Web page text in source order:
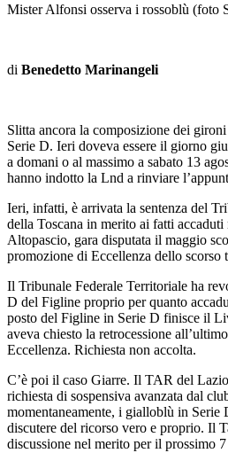
Mister Alfonsi osserva i rossoblù (foto
di Benedetto Marinangeli
Slitta ancora la composizione dei
Serie D. Ieri doveva essere il giorno
a domani o al massimo a sabato 13
hanno indotto la Lnd a rinviare
Ieri, infatti, è arrivata la sentenza del
della Toscana in merito ai fatti
Altopascio, gara disputata il maggio
promozione di Eccellenza dello scorso
Il Tribunale Federale Territoriale ha
D del Figline proprio per quanto
posto del Figline in Serie D finisce il
aveva chiesto la retrocessione
Eccellenza. Richiesta non accolta.
C’è poi il caso Giarre. Il TAR del
richiesta di sospensiva avanzata dal
momentaneamente, i gialloblù in Serie
discutere del ricorso vero e proprio. Il
discussione nel merito per il prossimo 7